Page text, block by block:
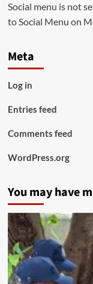
Social menu is not
to Social Menu on
Meta
Log in
Entries feed
Comments feed
WordPress.org
You may have